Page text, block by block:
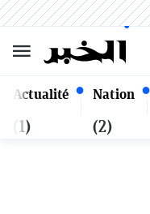
Actualité
(1)
Nation
(2)
Vendredi 23 Safar 1448 - 07
Août 2026